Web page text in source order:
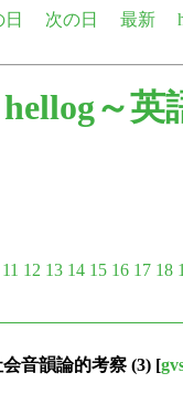
次の日 最新
hellog～英
11 12 13 14 15 16 17 18
音韻論的考察 (3) [